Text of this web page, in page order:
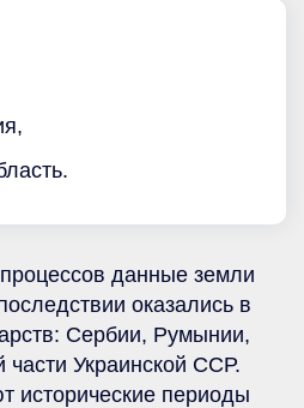
данные земли
оказались в
Сербии, Румынии,
Украинской ССР.
исторические периоды